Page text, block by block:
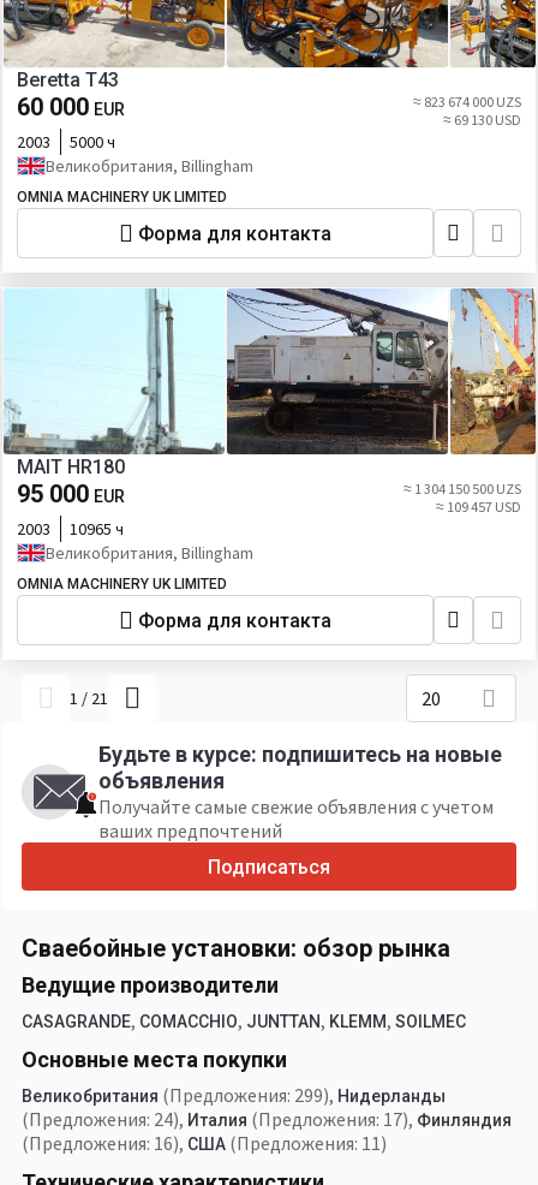
Beretta T43
60 000 EUR
≈ 823 674 000 UZS
≈ 69 130 USD
2003
5000 ч
Великобритания, Billingham
OMNIA MACHINERY UK LIMITED
Форма для контакта
MAIT HR180
95 000 EUR
≈ 1 304 150 500 UZS
≈ 109 457 USD
2003
10965 ч
Великобритания, Billingham
OMNIA MACHINERY UK LIMITED
Форма для контакта
1 / 21 20
Будьте в курсе: подпишитесь на новые
объявления
Получайте самые свежие объявления с учетом
ваших предпочтений
Подписаться
Сваебойные установки: обзор рынка
Ведущие производители
CASAGRANDE, COMACCHIO, JUNTTAN, KLEMM, SOILMEC
Основные места покупки
Великобритания (Предложения: 299), Нидерланды
(Предложения: 24), Италия (Предложения: 17), Финляндия
(Предложения: 16), США (Предложения: 11)